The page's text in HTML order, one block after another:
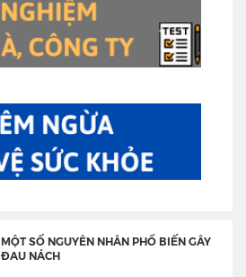
MỘT SỐ NGUYÊN NHÂN PHỔ BIẾN GÂY
ĐAU NÁCH